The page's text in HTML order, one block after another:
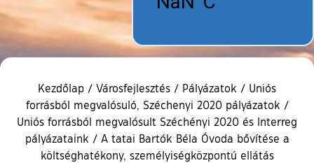
Kezdőlap / Városfejlesztés / Pályázatok / Uniós
forrásból megvalósuló, Széchenyi 2020 pályázatok /
Uniós forrásból megvalósult Széchényi 2020 és Interreg
pályázataink / A tatai Bartók Béla Óvoda bővítése a
költséghatékony, személyiségközpontú ellátás